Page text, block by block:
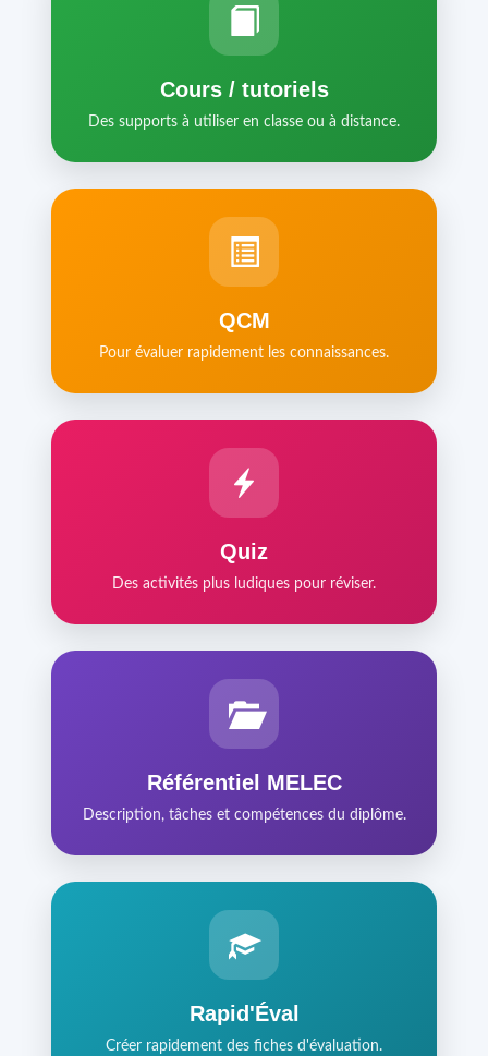
Cours / tutoriels
Des supports à utiliser en classe ou à distance.
QCM
Pour évaluer rapidement les connaissances.
Quiz
Des activités plus ludiques pour réviser.
Référentiel MELEC
Description, tâches et compétences du diplôme.
Rapid'Éval
Créer rapidement des fiches d'évaluation.